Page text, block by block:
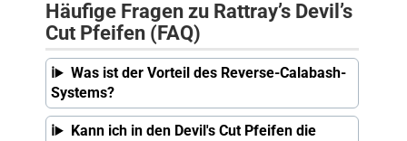
Häufige Fragen zu Rattray’s Devil’s
Cut Pfeifen (FAQ)
Was ist der Vorteil des Reverse-Calabash-
Systems?
Kann ich in den Devil's Cut Pfeifen die